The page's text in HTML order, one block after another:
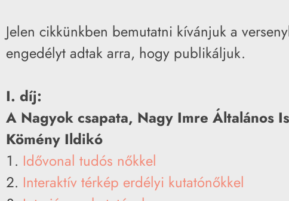
Jelen cikkünkben bemutatni kívánjuk a
engedélyt adtak arra, hogy publikáljuk.
I. díj:
A Nagyok csapata, Nagy Imre Általános
Kömény Ildikó
Idővonal tudós nőkkel
Interaktív térkép erdélyi kutatónőkkel